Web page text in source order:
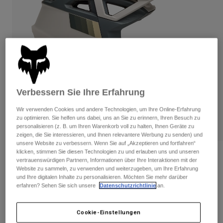
Kurze Hosen
Jacken
Handschuhe
Protektoren
Brillen
Socken
Zubehör
Hosen
Handschuhe
Jacken
Brillen
Socken
Taschen & Zubehör
Spare parts
Hemden
Alle anzeigen
Damen
T-Shirts & Tops
Hoodies und Pullover
Jacken
Hosen
Shirts
Alle anzeigen
Brillen
Alle anzeigen
Moto
Helme
Jerseys
Hosen
Stiefel
Guards
Proframe RS Sol Helm
Artikelnr.33476-579-S
Price reduced from
€ 339,99to€ 237,99 30% OFF
Verbessern Sie Ihre Erfahrung
Wir verwenden Cookies und andere Technologien, um Ihre Online-Erfahrung
zu optimieren. Sie helfen uns dabei, uns an Sie zu erinnern, Ihren Besuch zu
personalisieren (z. B. um Ihren Warenkorb voll zu halten, Ihnen Geräte zu
zeigen, die Sie interessieren, und Ihnen relevantere Werbung zu senden) und
unsere Website zu verbessern. Wenn Sie auf „Akzeptieren und fortfahren“
klicken, stimmen Sie diesen Technologien zu und erlauben uns und unseren
vertrauenswürdigen Partnern, Informationen über Ihre Interaktionen mit der
Website zu sammeln, zu verwenden und weiterzugeben, um Ihre Erfahrung
und Ihre digitalen Inhalte zu personalisieren. Möchten Sie mehr darüber
erfahren? Sehen Sie sich unsere
Datenschutzrichtlinie an.
Cookie-Einstellungen